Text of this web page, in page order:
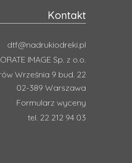
Kontakt
dtf@nadrukiodreki.pl
IMAGE Sp. z o.o.
Września 9 bud. 22
02-389 Warszawa
Formularz wyceny
tel. 22 212 94 03